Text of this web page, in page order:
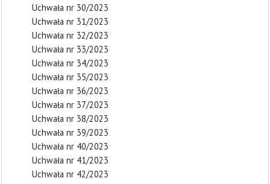
Uchwała nr 30/2023
Uchwała nr 31/2023
Uchwała nr 32/2023
Uchwała nr 33/2023
Uchwała nr 34/2023
Uchwała nr 35/2023
Uchwała nr 36/2023
Uchwała nr 37/2023
Uchwała nr 38/2023
Uchwała nr 39/2023
Uchwała nr 40/2023
Uchwała nr 41/2023
Uchwała nr 42/2023